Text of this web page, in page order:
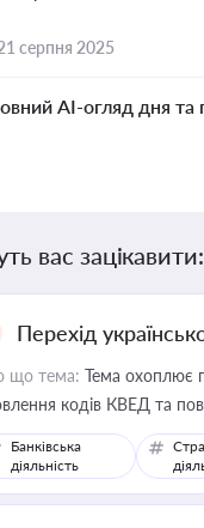
серпня 2025
AI-огляд дня та
вас зацікавити:
Перехід
що тема: Тема охоплює
кодів КВЕД та
Банківська
діяльність